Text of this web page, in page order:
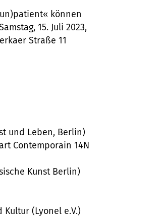
können
15. Juli 2023,
Straße 11
und Leben, Berlin)
Contemporain 14N
Kunst Berlin)
(Lyonel e.V.)